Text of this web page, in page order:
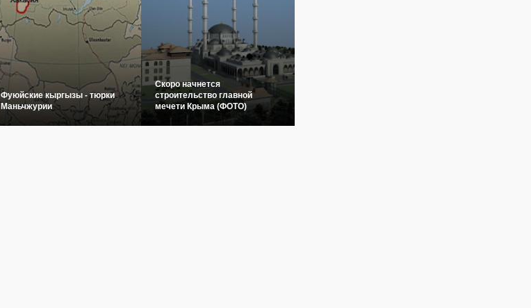
Фуюйские кыргызы - тюрки
Маньчжурии
Скоро начнется
строительство главной
мечети Крыма (ФОТО)